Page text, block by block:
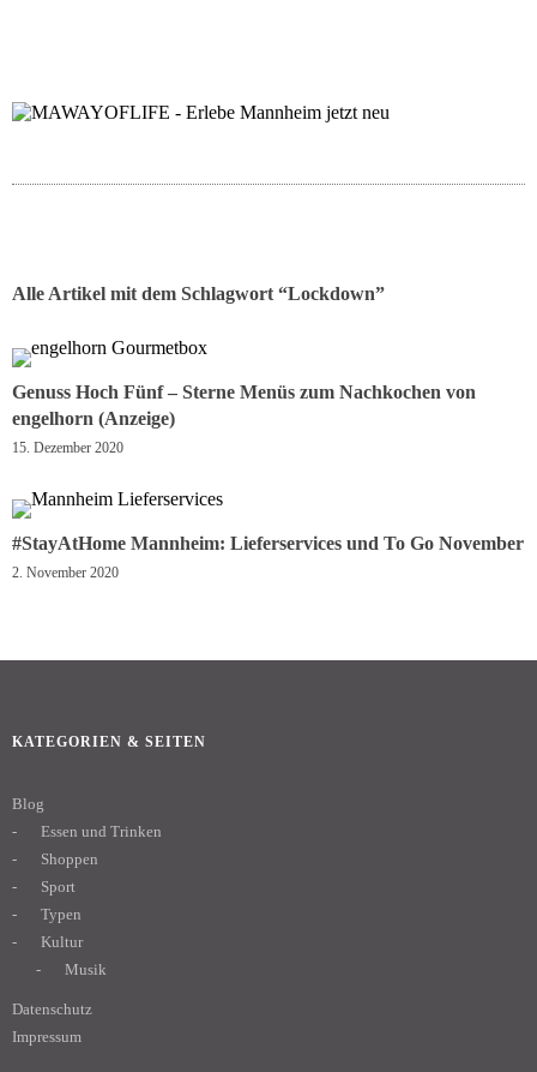
Alle Artikel mit dem Schlagwort “Lockdown”
Genuss Hoch Fünf – Sterne Menüs zum Nachkochen von
engelhorn (Anzeige)
15. Dezember 2020
#StayAtHome Mannheim: Lieferservices und To Go November
2. November 2020
KATEGORIEN & SEITEN
Blog
Essen und Trinken
Shoppen
Sport
Typen
Kultur
Musik
Datenschutz
Impressum